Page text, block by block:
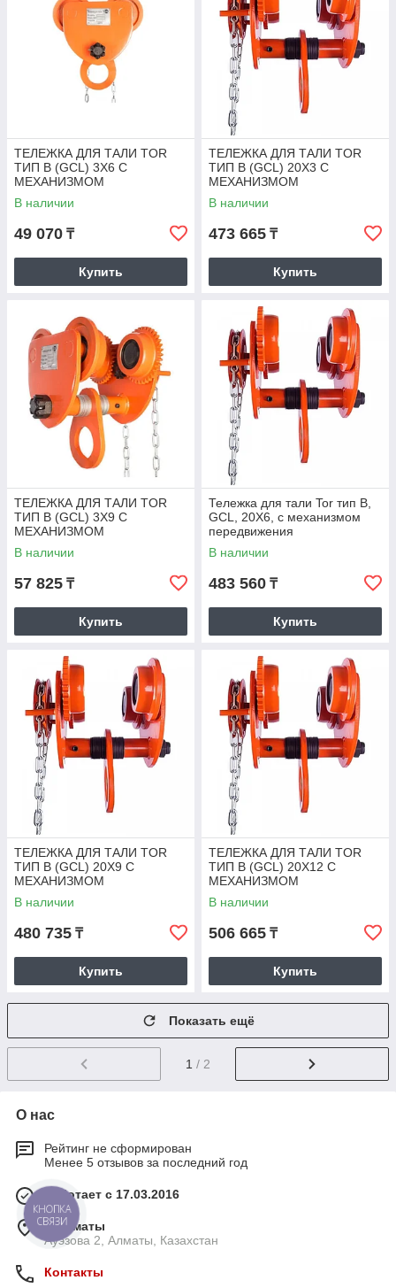
ТЕЛЕЖКА ДЛЯ ТАЛИ TOR
ТИП В (GCL) 3Х6 С
МЕХАНИЗМОМ
ПЕРЕДВИЖЕНИЯ
В наличии
49 070 ₸
Купить
ТЕЛЕЖКА ДЛЯ ТАЛИ TOR
ТИП В (GCL) 20Х3 С
МЕХАНИЗМОМ
ПЕРЕДВИЖЕНИЯ
В наличии
473 665 ₸
Купить
ТЕЛЕЖКА ДЛЯ ТАЛИ TOR
ТИП В (GCL) 3Х9 С
МЕХАНИЗМОМ
ПЕРЕДВИЖЕНИЯ
В наличии
57 825 ₸
Купить
Тележка для тали Tor тип В,
GCL, 20Х6, с механизмом
передвижения
В наличии
483 560 ₸
Купить
ТЕЛЕЖКА ДЛЯ ТАЛИ TOR
ТИП В (GCL) 20Х9 С
МЕХАНИЗМОМ
ПЕРЕДВИЖЕНИЯ
В наличии
480 735 ₸
Купить
ТЕЛЕЖКА ДЛЯ ТАЛИ TOR
ТИП В (GCL) 20Х12 С
МЕХАНИЗМОМ
ПЕРЕДВИЖЕНИЯ
В наличии
506 665 ₸
Купить
Показать ещё
1 / 2
О нас
Рейтинг не сформирован
Менее 5 отзывов за последний год
Работает с 17.03.2016
г. Алматы
Ауэзова 2, Алматы, Казахстан
Контакты
КНОПКА
СВЯЗИ